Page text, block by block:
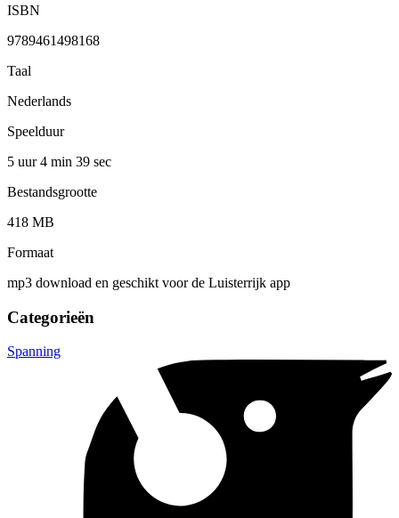
ISBN
9789461498168
Taal
Nederlands
Speelduur
5 uur 4 min 39 sec
Bestandsgrootte
418 MB
Formaat
mp3 download en geschikt voor de Luisterrijk app
Categorieën
Spanning